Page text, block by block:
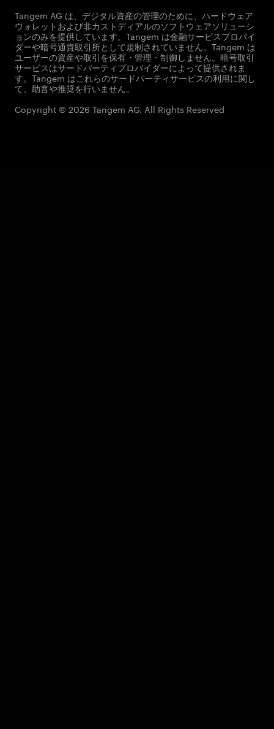
Tangem AG は、デジタル資産の管理のために、ハードウェア
ウォレットおよび非カストディアルのソフトウェアソリューシ
ョンのみを提供しています。Tangem は金融サービスプロバイ
ダーや暗号通貨取引所として規制されていません。Tangem は
ユーザーの資産や取引を保有・管理・制御しません。暗号取引
サービスはサードパーティプロバイダーによって提供されま
す。Tangem はこれらのサードパーティサービスの利用に関し
て、助言や推奨を行いません。